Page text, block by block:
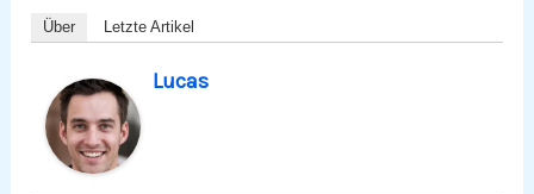
Über Letzte Artikel
Lucas